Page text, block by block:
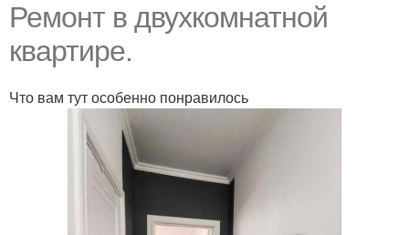
Ремонт в двухкомнатной
квартире.
Что вам тут особенно понравилось